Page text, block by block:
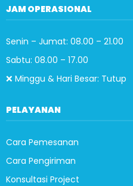
JAM OPERASIONAL
Senin – Jumat: 08.00 – 21.00
Sabtu: 08.00 – 17.00
❌ Minggu & Hari Besar: Tutup
PELAYANAN
Cara Pemesanan
Cara Pengiriman
Konsultasi Project